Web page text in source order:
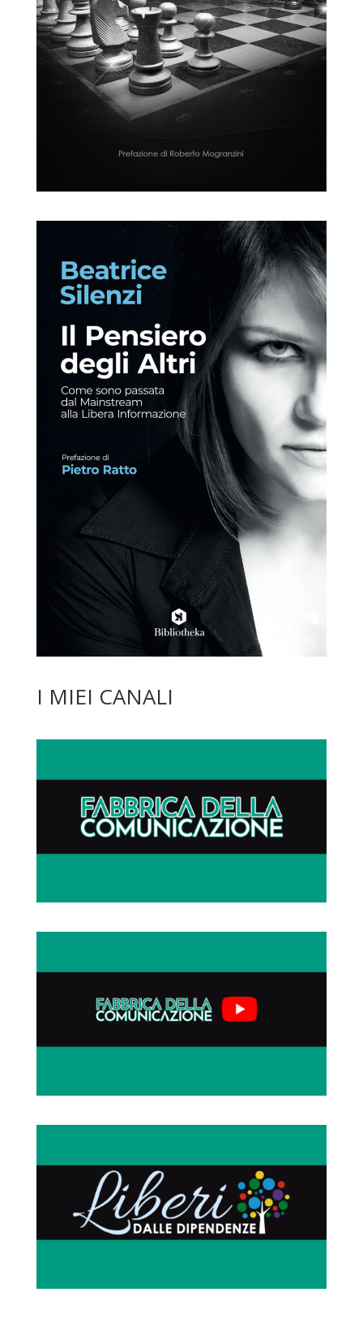
I MIEI CANALI